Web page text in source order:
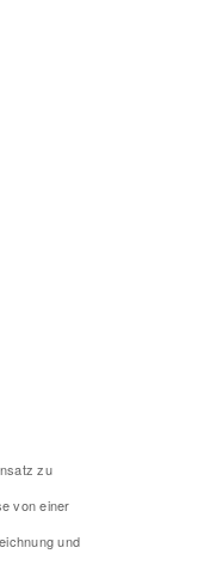
zu
von einer
und